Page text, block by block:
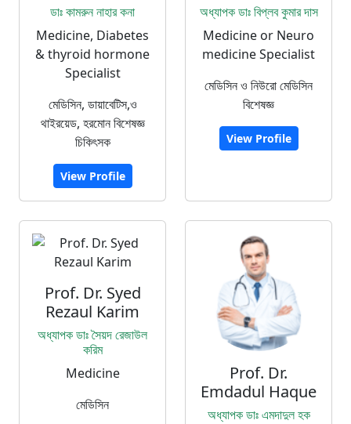
ডাঃ কামরুন নাহার কনা
Medicine, Diabetes
& thyroid hormone
Specialist
মেডিসিন, ডায়াবেটিস,ও
থাইরয়েড, হরমোন বিশেষজ্ঞ
চিকিৎসক
View Profile
অধ্যাপক ডাঃ বিপ্লব কুমার দাস
Medicine or Neuro
medicine Specialist
মেডিসিন ও নিউরো মেডিসিন
বিশেষজ্ঞ
View Profile
Prof. Dr. Syed
Rezaul Karim
অধ্যাপক ডাঃ সৈয়দ রেজাউল
করিম
Medicine
মেডিসিন
Prof. Dr.
Emdadul Haque
অধ্যাপক ডাঃ এমদাদুল হক